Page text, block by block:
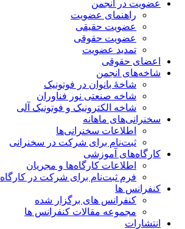
عضویت در انجمن
راهنمای عضویت
عضویت حقیقی
عضویت حقوقی
تمدید عضویت
اعضای حقوقی
شاخه‌های انجمن
شاخۀ بانوان در فوتونیک
شاخه صنعتی نور فناوران
شاخه‌ الکترونیک و فوتونیک آلی
سخنرانی‌های ماهانه
اطلاعات سخنرانی‌‌ها
ثبت‌نام برای شرکت در سخنرانی
کارگاه‌های آموزشی
اطلاعات کارگاه‌ها و مجریان
فرم ثبت‌نام برای شرکت در کارگاه
کنفرانس ها
کنفرانس های برگزار شده
مجموعه مقالات کنفرانس ها
انتشارات